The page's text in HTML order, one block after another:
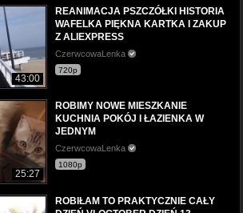
43:00
REANIMACJA PSZCZÓŁKI HISTORIA
WAFELKA PIĘKNA KARTKA I ZAKUP
Z ALIEXPRESS
CzerwcowaLenka
720p
25:27
ROBIMY NOWE MIESZKANIE
KUCHNIA POKÓJ I ŁAZIENKA W
JEDNYM
CzerwcowaLenka
1080p
ROBIŁAM TO PRAKTYCZNIE CAŁY